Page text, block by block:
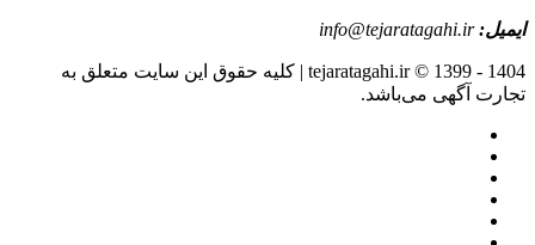
ایمیل:info@tejaratagahi.ir
tejaratagahi.ir © 1399 - 1404 | کلیه حقوق این سایت متعلق به
تجارت آگهی می‌باشد.